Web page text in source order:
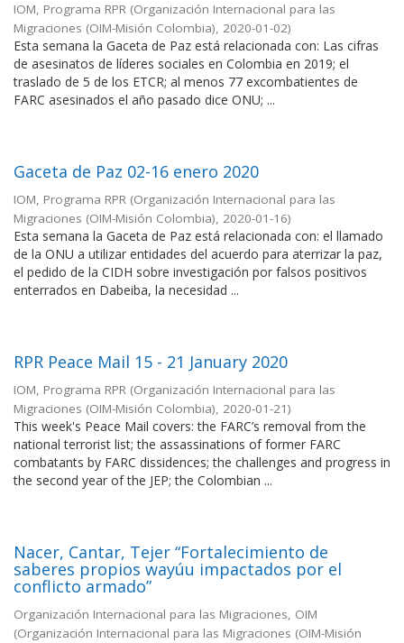
IOM, Programa RPR (Organización Internacional para las
Migraciones (OIM-Misión Colombia), 2020-01-02)
Esta semana la Gaceta de Paz está relacionada con: Las cifras
de asesinatos de líderes sociales en Colombia en 2019; el
traslado de 5 de los ETCR; al menos 77 excombatientes de
FARC asesinados el año pasado dice ONU; ...
Gaceta de Paz 02-16 enero 2020
IOM, Programa RPR (Organización Internacional para las
Migraciones (OIM-Misión Colombia), 2020-01-16)
Esta semana la Gaceta de Paz está relacionada con: el llamado
de la ONU a utilizar entidades del acuerdo para aterrizar la paz,
el pedido de la CIDH sobre investigación por falsos positivos
enterrados en Dabeiba, la necesidad ...
RPR Peace Mail 15 - 21 January 2020
IOM, Programa RPR (Organización Internacional para las
Migraciones (OIM-Misión Colombia), 2020-01-21)
This week's Peace Mail covers: the FARC’s removal from the
national terrorist list; the assassinations of former FARC
combatants by FARC dissidences; the challenges and progress in
the second year of the JEP; the Colombian ...
Nacer, Cantar, Tejer “Fortalecimiento de
saberes propios wayúu impactados por el
conflicto armado”
Organización Internacional para las Migraciones, OIM
(Organización Internacional para las Migraciones (OIM-Misión